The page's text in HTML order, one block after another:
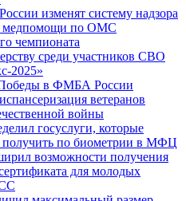
изменят систему надзора
медпомощи по ОМС
чемпионата
среди участников СВО
2025»
в ФМБА России
ветеранов
войны
госуслуги, которые
получить по биометрии в МФЦ
возможности получения
для молодых